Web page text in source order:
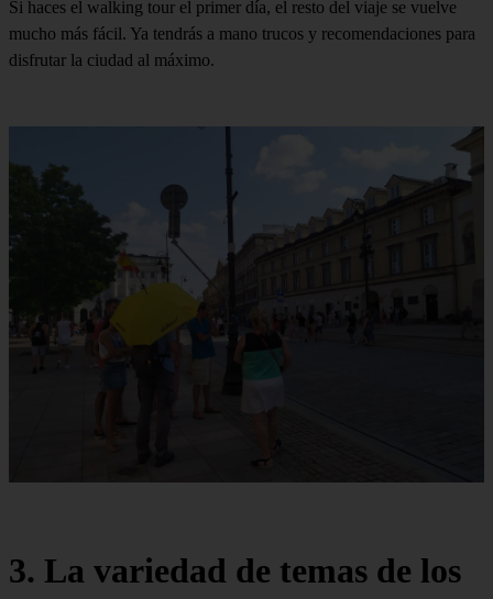
Si haces el walking tour el primer día, el resto del viaje se vuelve
mucho más fácil. Ya tendrás a mano trucos y recomendaciones para
disfrutar la ciudad al máximo.
3. La variedad de temas de los